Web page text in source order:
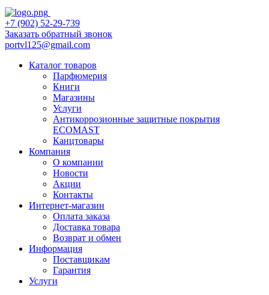
+7 (902) 52-29-739
Заказать обратный звонок
portvl125@gmail.com
Каталог товаров
Парфюмерия
Книги
Магазины
Услуги
Антикоррозионные защитные покрытия
ECOMAST
Канцтовары
Компания
О компании
Новости
Акции
Контакты
Интернет-магазин
Оплата заказа
Доставка товара
Возврат и обмен
Информация
Поставщикам
Гарантия
Услуги